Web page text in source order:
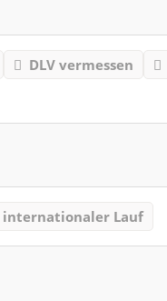
DLV vermessen
internationaler Lauf